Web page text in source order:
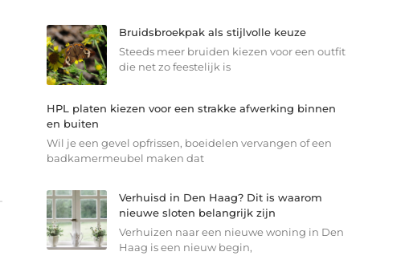
Bruidsbroekpak als stijlvolle keuze
Steeds meer bruiden kiezen voor een outfit
die net zo feestelijk is
HPL platen kiezen voor een strakke afwerking binnen
en buiten
Wil je een gevel opfrissen, boeidelen vervangen of een
badkamermeubel maken dat
Verhuisd in Den Haag? Dit is waarom
nieuwe sloten belangrijk zijn
Verhuizen naar een nieuwe woning in Den
Haag is een nieuw begin,